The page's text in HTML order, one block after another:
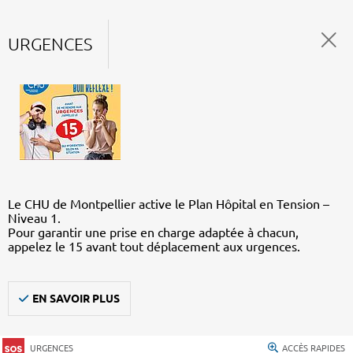
URGENCES
Le CHU de Montpellier active le Plan Hôpital en Tension –
Niveau 1.
Pour garantir une prise en charge adaptée à chacun,
appelez le 15 avant tout déplacement aux urgences.
EN SAVOIR PLUS
URGENCES ACCÈS RAPIDES